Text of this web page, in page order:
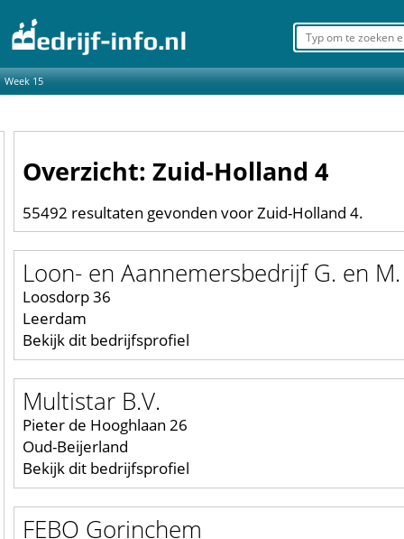
Week 15
Overzicht: Zuid-Holland 4
55492 resultaten gevonden voor Zuid-Holland 4.
Loon- en Aannemersbedrijf G. en
Loosdorp 36
Leerdam
Bekijk dit bedrijfsprofiel
Multistar B.V.
Pieter de Hooghlaan 26
Oud-Beijerland
Bekijk dit bedrijfsprofiel
FEBO Gorinchem